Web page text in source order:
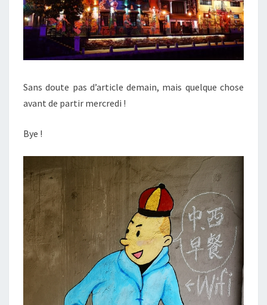
Sans doute pas d’article demain, mais quelque chose
avant de partir mercredi !
Bye !